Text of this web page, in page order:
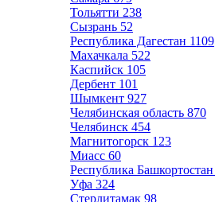
Тольятти 238
Сызрань 52
Республика Дагестан 1109
Махачкала 522
Каспийск 105
Дербент 101
Шымкент 927
Челябинская область 870
Челябинск 454
Магнитогорск 123
Миасс 60
Республика Башкортостан
Уфа 324
Стерлитамак 98